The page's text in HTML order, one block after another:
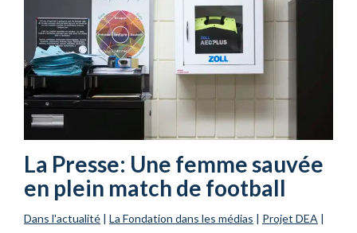
La Presse: Une femme sauvée
en plein match de football
Dans l'actualité | La Fondation dans les médias | Projet DEA |